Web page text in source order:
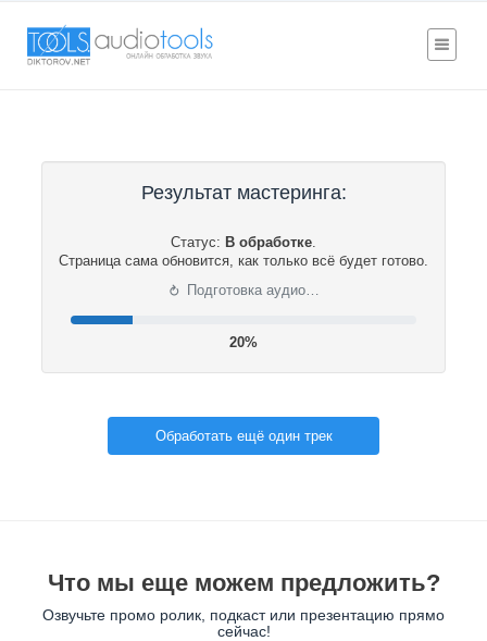
Результат мастеринга:
Статус: В обработке.
Страница сама обновится, как только всё будет готово.
⟳ Подготовка аудио…
20%
Обработать ещё один трек
Что мы еще можем предложить?
Озвучьте промо ролик, подкаст или презентацию прямо
сейчас!